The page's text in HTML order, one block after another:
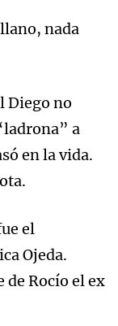
nada
Diego no
a
en la vida.
el
Ojeda.
de Rocío el ex